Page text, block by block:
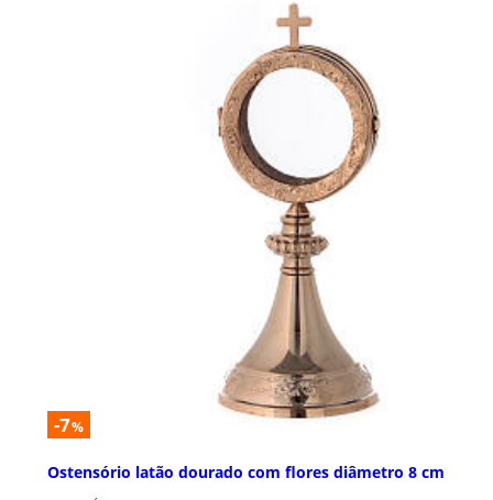
-7%
Ostensório latão dourado com flores diâmetro 8 cm